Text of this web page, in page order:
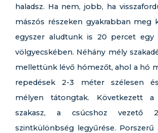
haladsz. Ha nem, jobb, ha
mászós részeken gyakrabban meg
egyszer aludtunk is 20 percet egy
völgyecskében. Néhány mély
mellettünk lévő hómezőt, ahol a hó
repedések 2-3 méter szélesen
mélyen tátongtak. Következett a
szakasz, a csúcshoz vezető
szintkülönbség legyűrése. Porszerű